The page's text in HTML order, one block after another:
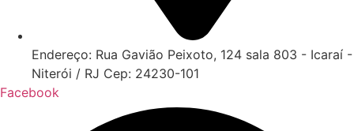
Endereço: Rua Gavião Peixoto, 124 sala 803 - Icaraí -
Niterói / RJ Cep: 24230-101
Facebook